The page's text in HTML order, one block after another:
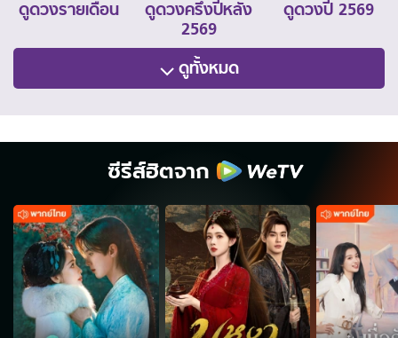
ดูดวงรายเดือน
ดูดวงครึ่งปีหลัง
2569
ดูดวงปี 2569
ดูทั้งหมด
ซีรีส์ฮิตจาก